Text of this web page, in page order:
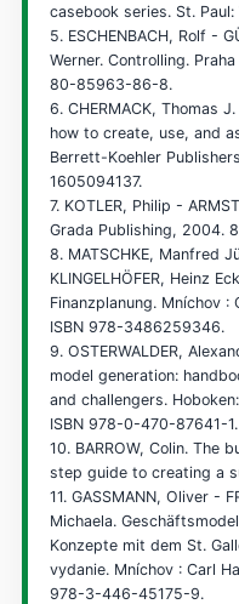
casebook series. St.
5. ESCHENBACH, Rolf -
Werner. Controlling.
80-85963-86-8.
6. CHERMACK, Thomas
how to create, use, and
Berrett-Koehler
1605094137.
7. KOTLER, Philip -
Grada Publishing, 2004.
8. MATSCHKE, Manfred
KLINGELHÖFER, Heinz
Finanzplanung. Mníchov
ISBN 978-3486259346.
9. OSTERWALDER,
model generation:
and challengers.
ISBN 978-0-470-87641-1.
10. BARROW, Colin. The
step guide to creating a
11. GASSMANN, Oliver -
Michaela.
Konzepte mit dem St.
vydanie. Mníchov : Carl
978-3-446-45175-9.